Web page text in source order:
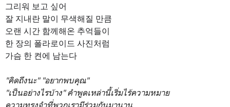
그리워 보고 싶어
잘 지내란 말이 무색해질 만큼
오랜 시간 함께해온 추억들이
한 장의 폴라로이드 사진처럼
가슴 한 켠에 남는다
"คิดถึงนะ" "อยากพบคุณ"
"เป็นอย่างไรบ้าง" คำพูดเหล่านี้เริ่มไร้ความหมาย
ความทรงจำที่พวกเรามีร่วมกันมานาน